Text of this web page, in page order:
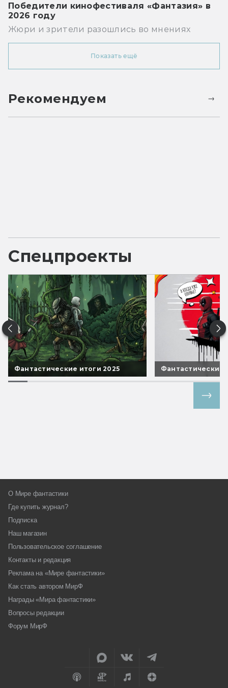
Победители кинофестиваля «Фантазия» в
2026 году
Жюри и зрители разошлись во мнениях
Показать ещё
Рекомендуем
Спецпроекты
Фантастические итоги 2025 Фантастические
О Мире фантастики
Где купить журнал?
Подписка
Наш магазин
Пользовательское соглашение
Контакты и редакция
Реклама на «Мире фантастики»
Как стать автором МирФ
Награды «Мира фантастики»
Вопросы редакции
Форум МирФ